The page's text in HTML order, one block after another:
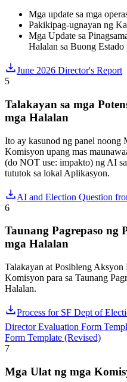
Mga update sa mga
Pakikipag-ugnayan ng
Mga Update sa
Halalan sa Buong
June 2026 Director's Report
5
Talakayan sa mga
mga Halalan
Ito ay kasunod ng panel noong
Komisyon upang mas
(do NOT use: impakto) ng AI
tututok sa lokal Aplikasyon.
AI and Election Question
6
Taunang Pagrepaso ng
mga Halalan
Talakayan at Posibleng Aksyon
Komisyon para sa Taunang
Halalan.
Process for SF Dept of
Director Evaluation Form
Form Template (Revised)
7
Mga Ulat ng mga